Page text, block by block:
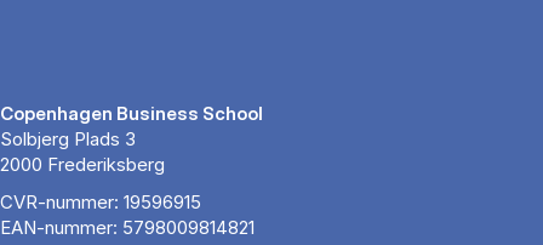
Copenhagen Business School
Solbjerg Plads 3
2000 Frederiksberg
CVR-nummer: 19596915
EAN-nummer: 5798009814821